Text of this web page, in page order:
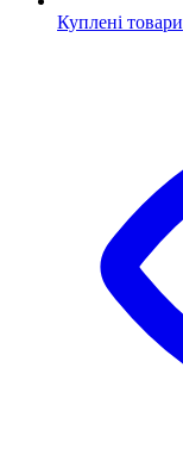
Куплені товари